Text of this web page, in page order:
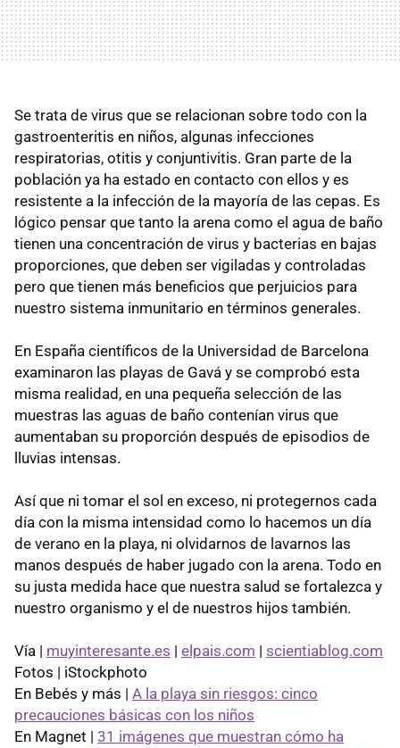
Se trata de virus que se relacionan sobre todo con la
gastroenteritis en niños, algunas infecciones
respiratorias, otitis y conjuntivitis. Gran parte de la
población ya ha estado en contacto con ellos y es
resistente a la infección de la mayoría de las cepas. Es
lógico pensar que tanto la arena como el agua de baño
tienen una concentración de virus y bacterias en bajas
proporciones, que deben ser vigiladas y controladas
pero que tienen más beneficios que perjuicios para
nuestro sistema inmunitario en términos generales.
En España científicos de la Universidad de Barcelona
examinaron las playas de Gavá y se comprobó esta
misma realidad, en una pequeña selección de las
muestras las aguas de baño contenían virus que
aumentaban su proporción después de episodios de
lluvias intensas.
Así que ni tomar el sol en exceso, ni protegernos cada
día con la misma intensidad como lo hacemos un día
de verano en la playa, ni olvidarnos de lavarnos las
manos después de haber jugado con la arena. Todo en
su justa medida hace que nuestra salud se fortalezca y
nuestro organismo y el de nuestros hijos también.
Vía | muyinteresante.es | elpais.com | scientiablog.com
Fotos | iStockphoto
En Bebés y más | A la playa sin riesgos: cinco
precauciones básicas con los niños
En Magnet | 31 imágenes que muestran cómo ha